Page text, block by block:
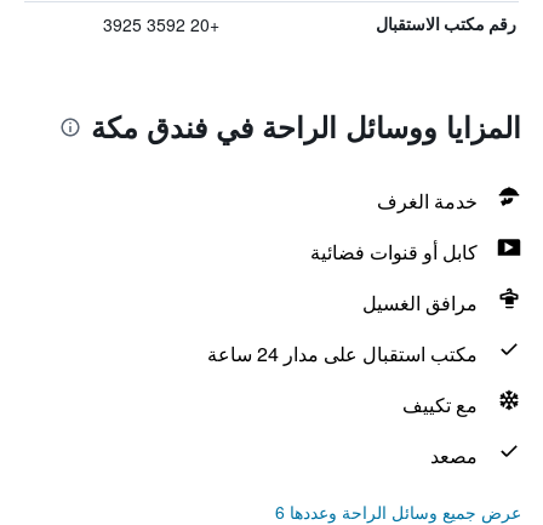
رقم مكتب الاستقبال +20 3592 3925
المزايا ووسائل الراحة في فندق مكة
خدمة الغرف
كابل أو قنوات فضائية
مرافق الغسيل
مكتب استقبال على مدار 24 ساعة
مع تكييف
مصعد
عرض جميع وسائل الراحة وعددها 6